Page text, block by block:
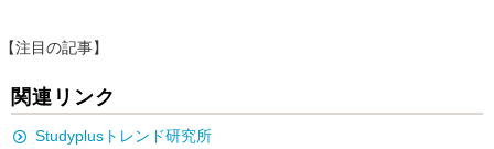
【注目の記事】
関連リンク
Studyplusトレンド研究所